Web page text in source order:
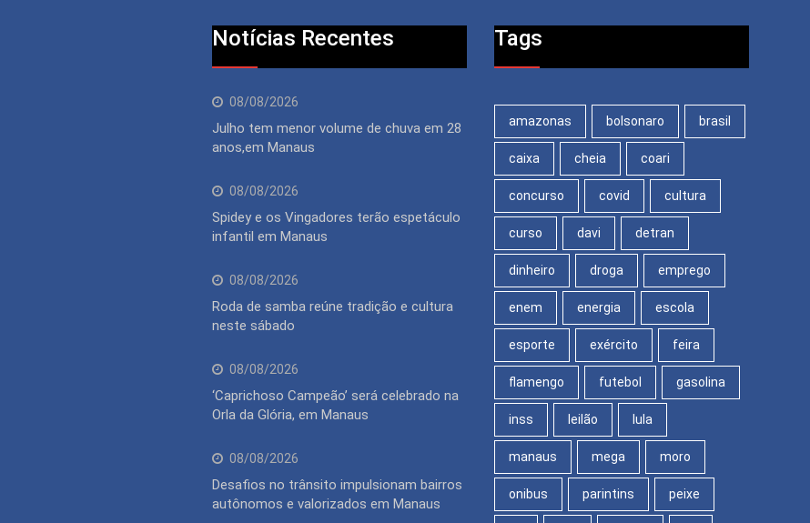
Notícias Recentes
08/08/2026
Julho tem menor volume de chuva em 28
anos,em Manaus
08/08/2026
Spidey e os Vingadores terão espetáculo
infantil em Manaus
08/08/2026
Roda de samba reúne tradição e cultura
neste sábado
08/08/2026
‘Caprichoso Campeão’ será celebrado na
Orla da Glória, em Manaus
08/08/2026
Desafios no trânsito impulsionam bairros
autônomos e valorizados em Manaus
Tags
amazonas bolsonaro brasil
caixa cheia coari
concurso covid cultura
curso davi detran
dinheiro droga emprego
enem energia escola
esporte exército feira
flamengo futebol gasolina
inss leilão lula
manaus mega moro
onibus parintins peixe